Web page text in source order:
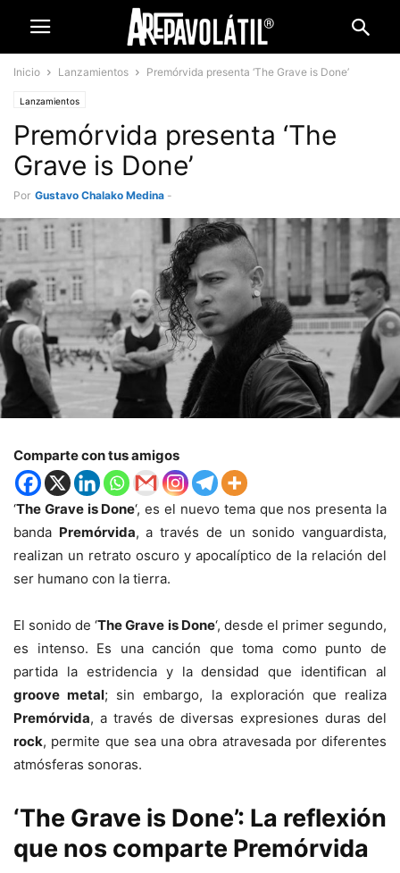
Inicio Lanzamientos Premórvida presenta ‘The Grave is Done’
Lanzamientos
Premórvida presenta ‘The
Grave is Done’
Por Gustavo Chalako Medina -
Comparte con tus amigos
‘The Grave is Done‘, es el nuevo tema que nos presenta la
banda Premórvida, a través de un sonido vanguardista,
realizan un retrato oscuro y apocalíptico de la relación del
ser humano con la tierra.
El sonido de ‘The Grave is Done‘, desde el primer segundo,
es intenso. Es una canción que toma como punto de
partida la estridencia y la densidad que identifican al
groove metal; sin embargo, la exploración que realiza
Premórvida, a través de diversas expresiones duras del
rock, permite que sea una obra atravesada por diferentes
atmósferas sonoras.
‘The Grave is Done’: La reflexión
que nos comparte Premórvida